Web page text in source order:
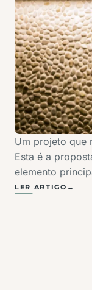
Um projeto que
Esta é a
elemento
travertino. A
LER ARTIGO →